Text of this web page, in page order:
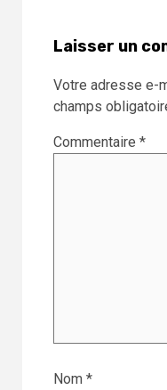
Laisser un
Votre adresse e-
champs
Commentaire *
Nom *